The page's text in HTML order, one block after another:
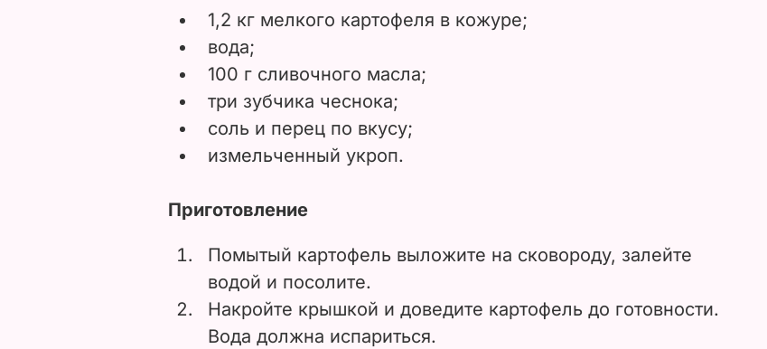
d
1,2 кг мелкого картофеля в кожуре;
вода;
100 г сливочного масла;
три зубчика чеснока;
соль и перец по вкусу;
измельченный укроп.
Приготовление
Помытый картофель выложите на сковороду, залейте
водой и посолите.
Накройте крышкой и доведите картофель до готовности.
Вода должна испариться.